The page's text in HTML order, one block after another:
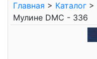
Главная > Каталог >
Мулине DMC - 336